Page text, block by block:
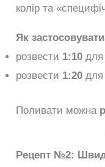
колір та
Як
розвести 1:10 для
розвести 1:20 для
Поливати можна
Рецепт №2: